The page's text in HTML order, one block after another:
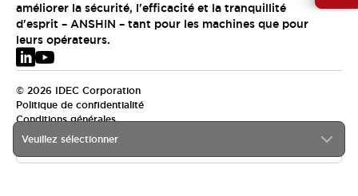
Veuillez sélectionner
améliorer la sécurité, l'efficacité et la tranquillité
d'esprit – ANSHIN – tant pour les machines que pour
leurs opérateurs.
© 2026 IDEC Corporation
Politique de confidentialité
Conditions générales
EMEA